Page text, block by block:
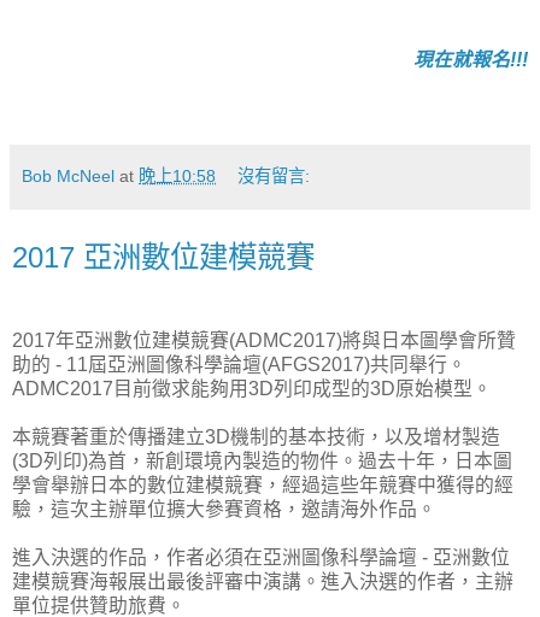
現在就報名!!!
Bob McNeel at 晚上10:58 沒有留言:
2017 亞洲數位建模競賽
2017年亞洲數位建模競賽(ADMC2017)將與日本圖學會所贊
助的 - 11屆亞洲圖像科學論壇(AFGS2017)共同舉行。
ADMC2017目前徵求能夠用3D列印成型的3D原始模型。
本競賽著重於傳播建立3D機制的基本技術，以及增材製造
(3D列印)為首，新創環境內製造的物件。過去十年，日本圖
學會舉辦日本的數位建模競賽，經過這些年競賽中獲得的經
驗，這次主辦單位擴大參賽資格，邀請海外作品。
進入決選的作品，作者必須在亞洲圖像科學論壇 - 亞洲數位
建模競賽海報展出最後評審中演講。進入決選的作者，主辦
單位提供贊助旅費。